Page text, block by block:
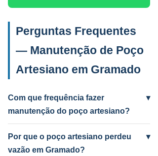
Perguntas Frequentes
— Manutenção de Poço
Artesiano em Gramado
Com que frequência fazer
manutenção do poço artesiano?
▾
Anual para uso intenso (agrícola/industrial)
e a cada 2 anos para uso residencial.
Poços antigos podem precisar mais
Por que o poço artesiano perdeu
vazão em Gramado?
▾